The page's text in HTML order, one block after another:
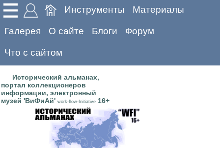
Инструменты Материалы
Галерея О сайте Блоги Форум
Что с сайтом
Исторический альманах,
портал коллекционеров
информации, электронный
музей 'ВиФиАй' work-flow-Initiative 16+